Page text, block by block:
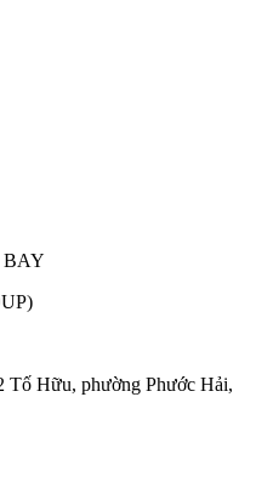
BAY
Tố Hữu, phường Phước Hải,